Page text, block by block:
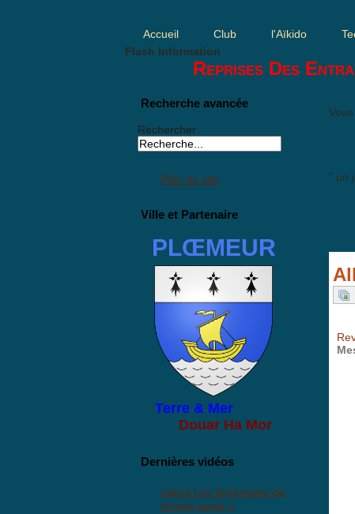
Accueil Club l'Aïkido
Flash Information
Reprises Des
Recherche avancée
Rechercher
Plan du site
Ville et Partenaire
PLŒMEUR
Terre & Mer
Douar Ha Mor
Dernières vidéos
ukemi Les techniques de
chutes partie 1
" un